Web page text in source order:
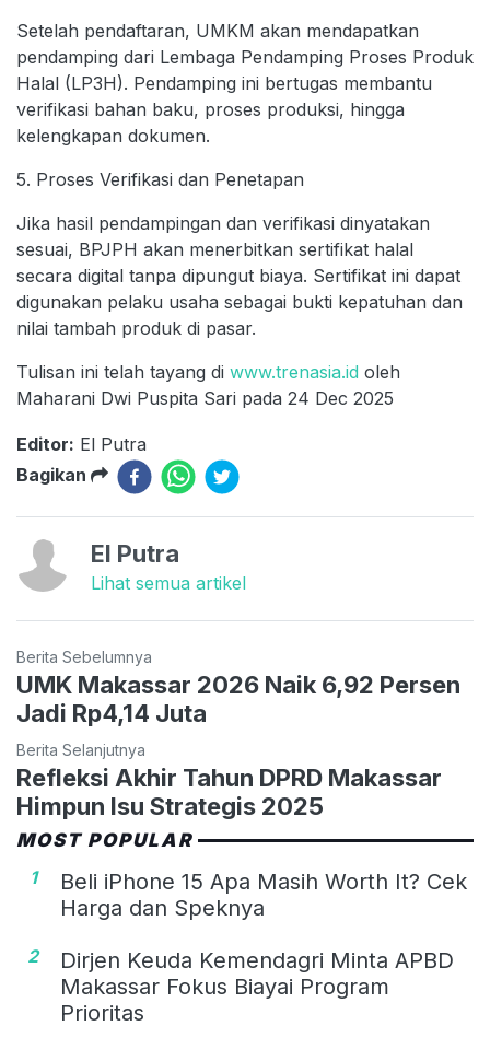
Setelah pendaftaran, UMKM akan mendapatkan
pendamping dari Lembaga Pendamping Proses Produk
Halal (LP3H). Pendamping ini bertugas membantu
verifikasi bahan baku, proses produksi, hingga
kelengkapan dokumen.
5. Proses Verifikasi dan Penetapan
Jika hasil pendampingan dan verifikasi dinyatakan
sesuai, BPJPH akan menerbitkan sertifikat halal
secara digital tanpa dipungut biaya. Sertifikat ini dapat
digunakan pelaku usaha sebagai bukti kepatuhan dan
nilai tambah produk di pasar.
Tulisan ini telah tayang di www.trenasia.id oleh
Maharani Dwi Puspita Sari pada 24 Dec 2025
Editor: El Putra
Bagikan
El Putra
Lihat semua artikel
Berita Sebelumnya
UMK Makassar 2026 Naik 6,92 Persen
Jadi Rp4,14 Juta
Berita Selanjutnya
Refleksi Akhir Tahun DPRD Makassar
Himpun Isu Strategis 2025
MOST POPULAR
1
Beli iPhone 15 Apa Masih Worth It? Cek
Harga dan Speknya
2
Dirjen Keuda Kemendagri Minta APBD
Makassar Fokus Biayai Program
Prioritas